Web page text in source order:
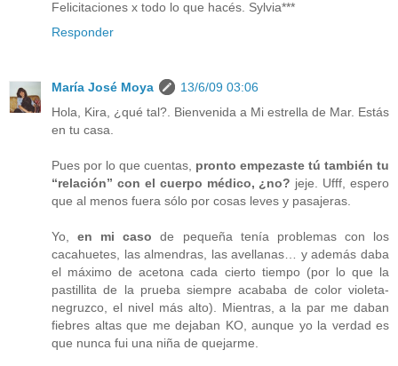
Felicitaciones x todo lo que hacés. Sylvia***
Responder
María José Moya
13/6/09 03:06
Hola, Kira, ¿qué tal?. Bienvenida a Mi estrella de Mar. Estás
en tu casa.
Pues por lo que cuentas, pronto empezaste tú también tu
“relación” con el cuerpo médico, ¿no? jeje. Ufff, espero
que al menos fuera sólo por cosas leves y pasajeras.
Yo,en mi caso de pequeña tenía problemas con los
cacahuetes, las almendras, las avellanas… y además daba
el máximo de acetona cada cierto tiempo (por lo que la
pastillita de la prueba siempre acababa de color violeta-
negruzco, el nivel más alto). Mientras, a la par me daban
fiebres altas que me dejaban KO, aunque yo la verdad es
que nunca fui una niña de quejarme.